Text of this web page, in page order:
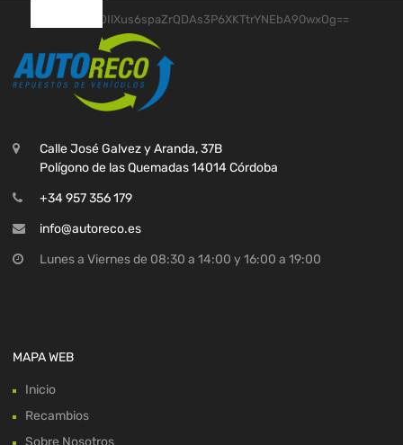
Calle José Galvez y Aranda, 37B
Polígono de las Quemadas 14014 Córdoba
+34 957 356 179
info@autoreco.es
Lunes a Viernes de 08:30 a 14:00 y 16:00 a 19:00
MAPA WEB
Inicio
Recambios
Sobre Nosotros